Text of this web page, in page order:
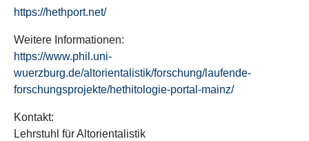
https://hethport.net/
Weitere Informationen:
https://www.phil.uni-
wuerzburg.de/altorientalistik/forschung/laufende-
forschungsprojekte/hethitologie-portal-mainz/
Kontakt:
Lehrstuhl für Altorientalistik